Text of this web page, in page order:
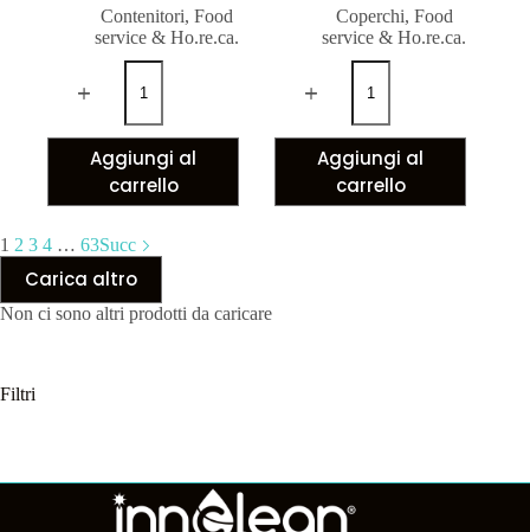
Contenitori,Food
service & Ho.re.ca.
Aggiungi al
carrello
Coperchi, Food
service & Ho.re.ca.
Aggiungi al
carrello
1 2 3 4 … 63Succ
Carica altro
Non ci sono altri prodotti da caricare
Filtri